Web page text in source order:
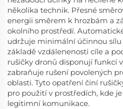
několika technik. Přesné
energii směrem k hrozbám a
okolního prostředí.
udržuje minimální účinnou
základě vzdálenenosti cíle a
rušičky dronů disponují funkcí
zabraňuje rušení povolených
oblasti. Tyto opatření činí
pro použití v prostředích, kde
legitimní komunikace.